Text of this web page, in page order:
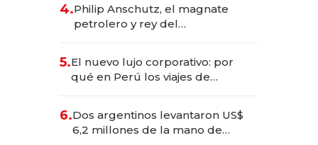
4.Philip Anschutz, el magnate
petrolero y rey del
Fénix
5.El nuevo lujo corporativo: por
qué en Perú los viajes de
para convertirse en experiencias
transformadoras
6.Dos argentinos levantaron US$
6,2 millones de la mano de